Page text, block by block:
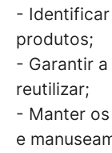
-
produtos;
- Garantir a
reutilizar;
- Manter
e